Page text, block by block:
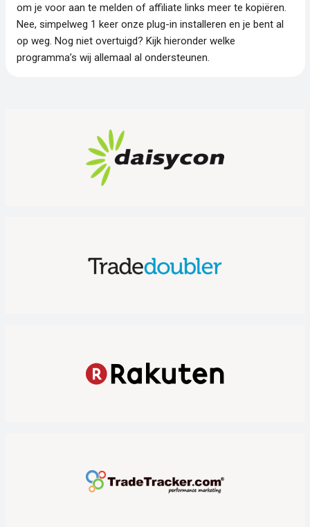
om je voor aan te melden of affiliate links meer te kopiëren.
Nee, simpelweg 1 keer onze plug-in installeren en je bent al
op weg. Nog niet overtuigd? Kijk hieronder welke
programma’s wij allemaal al ondersteunen.